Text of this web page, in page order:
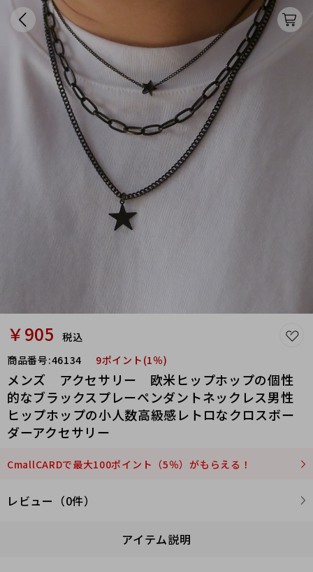
￥905
税込
商品番号:46134 9ポイント(1％)
メンズ アクセサリー 欧米ヒップホップの個性
的なブラックスプレーペンダントネックレス男性
ヒップホップの小人数高級感レトロなクロスボー
ダーアクセサリー
CmallCARDで最大100ポイント（5％）がもらえる！
レビュー（0件）
アイテム説明